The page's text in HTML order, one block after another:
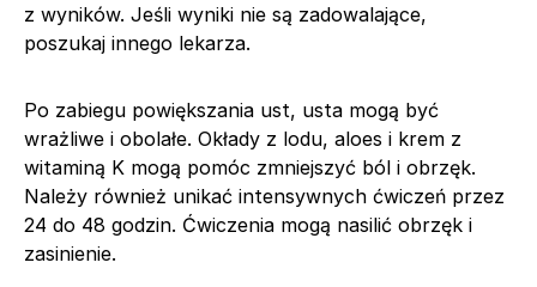
z wyników. Jeśli wyniki nie są zadowalające,
poszukaj innego lekarza.
Po zabiegu powiększania ust, usta mogą być
wrażliwe i obolałe. Okłady z lodu, aloes i krem z
witaminą K mogą pomóc zmniejszyć ból i obrzęk.
Należy również unikać intensywnych ćwiczeń przez
24 do 48 godzin. Ćwiczenia mogą nasilić obrzęk i
zasinienie.